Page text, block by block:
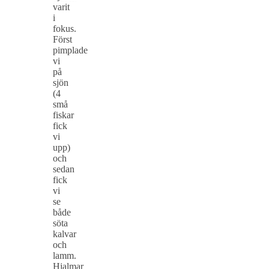
varit
i
fokus.
Först
pimplade
vi
på
sjön
(4
små
fiskar
fick
vi
upp)
och
sedan
fick
vi
se
både
söta
kalvar
och
lamm.
Hjalmar